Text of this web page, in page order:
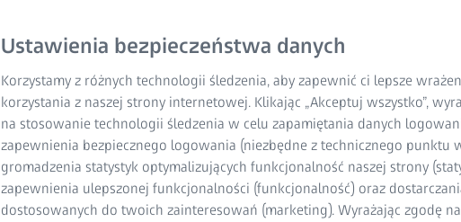
Ustawienia bezpieczeństwa danych
Korzystamy z różnych technologii śledzenia, aby zapewnić ci lepsze
korzystania z naszej strony internetowej. Klikając „Akceptuj wszystko”,
na stosowanie technologii śledzenia w celu zapamiętania danych
zapewnienia bezpiecznego logowania (niezbędne z technicznego punktu
gromadzenia statystyk optymalizujących funkcjonalność naszej strony
zapewnienia ulepszonej funkcjonalności (funkcjonalność) oraz
dostosowanych do twoich zainteresowań (marketing). Wyrażając zgodę